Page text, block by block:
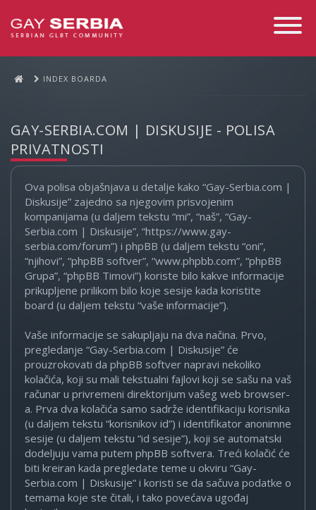
Toggle
INDEX BOARDA
GAY-SERBIA.COM | DISKUSIJE - POLISA
PRIVATNOSTI
Ova polisa objašnjava u detalje kako “Gay-Serbia.com |
Diskusije” zajedno sa njegovim prisvojenim
kompanijama (u daljem tekstu “mi”, “naš”, “Gay-
Serbia.com | Diskusije”, “https://www.gay-
serbia.com/forum”) i phpBB (u daljem tekstu “oni”,
“njihovi”, “phpBB softver”, “www.phpbb.com”, “phpBB
Grupa”, “phpBB Timovi”) koriste bilo kakve informacije
prikupljene prilikom bilo koje sesije kada koristite
board (u daljem tekstu “vaše informacije”).
Vaše informacije se sakupljaju na dva načina. Prvo,
pregledanje “Gay-Serbia.com | Diskusije” će
prouzrokovati da phpBB softver napravi nekoliko
kolačića, koji su mali tekstualni fajlovi koji se sašu na vaš
računar u privremeni direktorijum vašeg web browser-
a. Prva dva kolačića samo sadrže identifikaciju korisnika
(u daljem tekstu “korisnikov id”) i identifikator anonimne
sesije (u daljem tekstu “id sesije”), koji se automatski
dodeljuju vama putem phpBB softvera. Treći kolačić će
biti kreiran kada pregledate teme u okviru “Gay-
Serbia.com | Diskusije” i koristi se da sačuva podatke o
temama koje ste čitali, i tako povećava ugođaj